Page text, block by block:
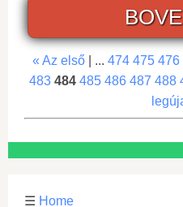
« Az első | ... 474 475 476
483 484 485 486 487 488
☰ Home